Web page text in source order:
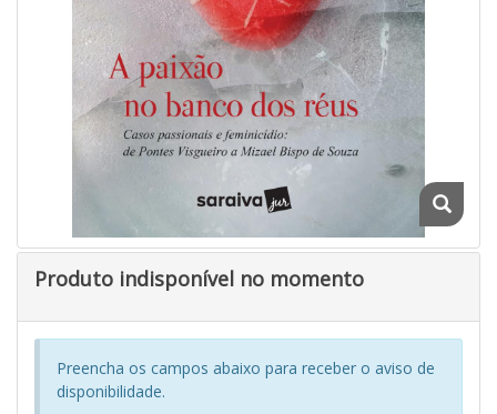
Produto indisponível no momento
Preencha os campos abaixo para receber o aviso de
disponibilidade.